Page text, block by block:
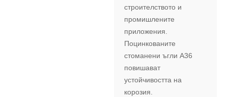
строителството и
промишлените
приложения.
Поцинкованите
стоманени ъгли A36
повишават
устойчивостта на
корозия.